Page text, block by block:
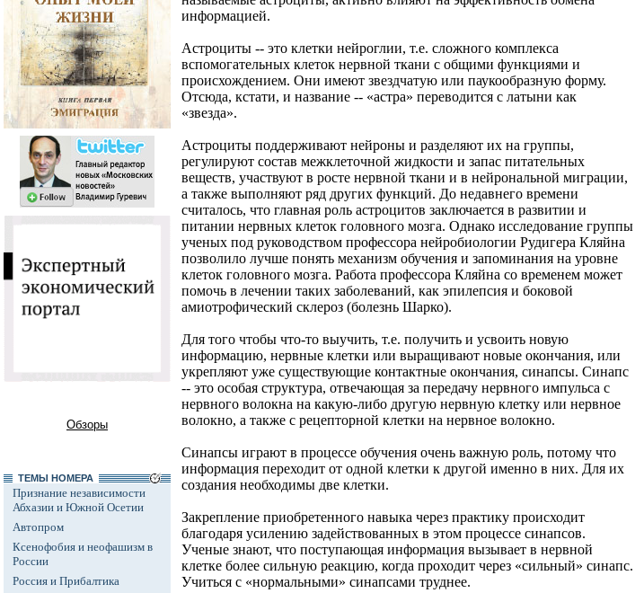
Обзоры
ТЕМЫ НОМЕРА
Признание независимости
Абхазии и Южной Осетии
Автопром
Ксенофобия и неофашизм в
России
Россия и Прибалтика
информацией.
Астроциты -- это клетки нейроглии, т.е. сложного комплекса
вспомогательных клеток нервной ткани с общими функциями и
происхождением. Они имеют звездчатую или паукообразную форму.
Отсюда, кстати, и название -- «астра» переводится с латыни как
«звезда».
Астроциты поддерживают нейроны и разделяют их на группы,
регулируют состав межклеточной жидкости и запас питательных
веществ, участвуют в росте нервной ткани и в нейрональной миграции,
а также выполняют ряд других функций. До недавнего времени
считалось, что главная роль астроцитов заключается в развитии и
питании нервных клеток головного мозга. Однако исследование группы
ученых под руководством профессора нейробиологии Рудигера Кляйна
позволило лучше понять механизм обучения и запоминания на уровне
клеток головного мозга. Работа профессора Кляйна со временем может
помочь в лечении таких заболеваний, как эпилепсия и боковой
амиотрофический склероз (болезнь Шарко).
Для того чтобы что-то выучить, т.е. получить и усвоить новую
информацию, нервные клетки или выращивают новые окончания, или
укрепляют уже существующие контактные окончания, синапсы. Синапс
-- это особая структура, отвечающая за передачу нервного импульса с
нервного волокна на какую-либо другую нервную клетку или нервное
волокно, а также с рецепторной клетки на нервное волокно.
Синапсы играют в процессе обучения очень важную роль, потому что
информация переходит от одной клетки к другой именно в них. Для их
создания необходимы две клетки.
Закрепление приобретенного навыка через практику происходит
благодаря усилению задействованных в этом процессе синапсов.
Ученые знают, что поступающая информация вызывает в нервной
клетке более сильную реакцию, когда проходит через «сильный» синапс.
Учиться с «нормальными» синапсами труднее.